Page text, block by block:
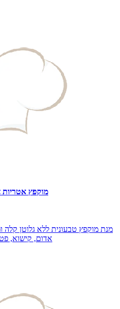
מוקפץ אטריות
מנת מוקפץ טבעונית ללא גלוטן
אדום, קישוא,